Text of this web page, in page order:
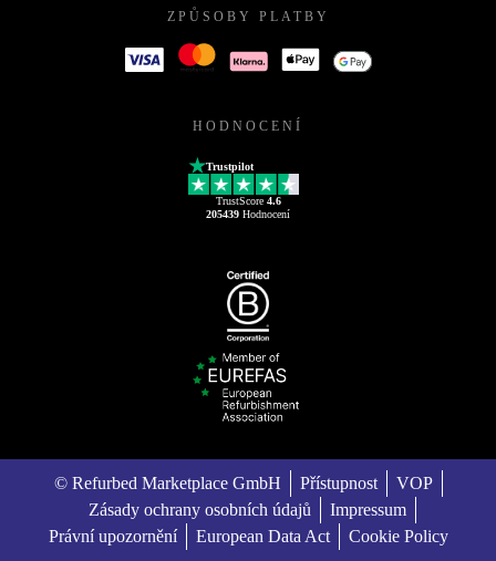
ZPŮSOBY PLATBY
HODNOCENÍ
Trustpilot
TrustScore 4.6
205439 Hodnocení
© Refurbed Marketplace GmbH Přístupnost
VOP
Zásady ochrany osobních údajů
Impressum
Právní upozornění
European Data Act Cookie Policy